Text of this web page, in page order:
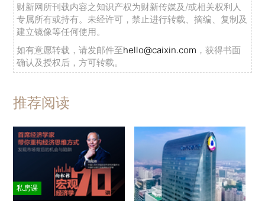
财新网所刊载内容之知识产权为财新传媒及/或相关权利人
专属所有或持有。未经许可，禁止进行转载、摘编、复制及
建立镜像等任何使用。
如有意愿转载，请发邮件至hello@caixin.com ，获得书面
确认及授权后，方可转载。
推荐阅读
私房课